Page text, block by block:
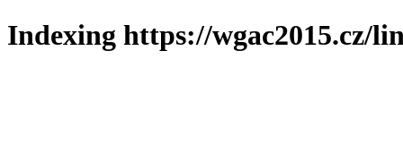
Indexing https://wgac2015.cz/